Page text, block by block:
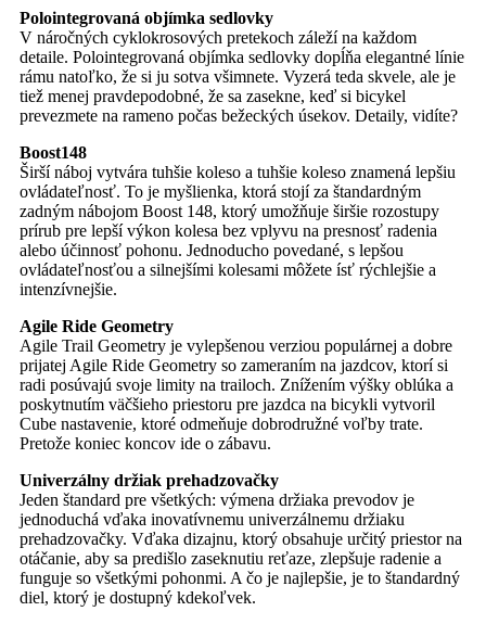
Polointegrovaná objímka sedlovky
V náročných cyklokrosových pretekoch záleží na každom
detaile. Polointegrovaná objímka sedlovky dopĺňa elegantné línie
rámu natoľko, že si ju sotva všimnete. Vyzerá teda skvele, ale je
tiež menej pravdepodobné, že sa zasekne, keď si bicykel
prevezmete na rameno počas bežeckých úsekov. Detaily, vidíte?
Boost148
Širší náboj vytvára tuhšie koleso a tuhšie koleso znamená lepšiu
ovládateľnosť. To je myšlienka, ktorá stojí za štandardným
zadným nábojom Boost 148, ktorý umožňuje širšie rozostupy
prírub pre lepší výkon kolesa bez vplyvu na presnosť radenia
alebo účinnosť pohonu. Jednoducho povedané, s lepšou
ovládateľnosťou a silnejšími kolesami môžete ísť rýchlejšie a
intenzívnejšie.
Agile Ride Geometry
Agile Trail Geometry je vylepšenou verziou populárnej a dobre
prijatej Agile Ride Geometry so zameraním na jazdcov, ktorí si
radi posúvajú svoje limity na trailoch. Znížením výšky oblúka a
poskytnutím väčšieho priestoru pre jazdca na bicykli vytvoril
Cube nastavenie, ktoré odmeňuje dobrodružné voľby trate.
Pretože koniec koncov ide o zábavu.
Univerzálny držiak prehadzovačky
Jeden štandard pre všetkých: výmena držiaka prevodov je
jednoduchá vďaka inovatívnemu univerzálnemu držiaku
prehadzovačky. Vďaka dizajnu, ktorý obsahuje určitý priestor na
otáčanie, aby sa predišlo zaseknutiu reťaze, zlepšuje radenie a
funguje so všetkými pohonmi. A čo je najlepšie, je to štandardný
diel, ktorý je dostupný kdekoľvek.